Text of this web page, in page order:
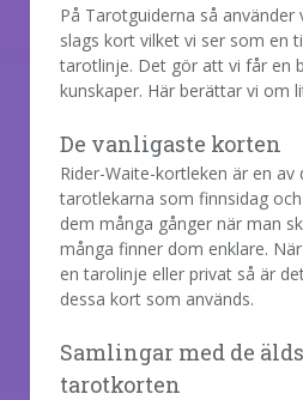
På Tarotguiderna så använder
slags kort vilket vi ser som en
tarotlinje. Det gör att vi får en
kunskaper. Här berättar vi om
De vanligaste korten
Rider-Waite-kortleken är en av
tarotlekarna som finnsidag
dem många gånger när man
många finner dom enklare.
en tarolinje eller privat så är
dessa kort som används.
Samlingar med de
tarotkorten